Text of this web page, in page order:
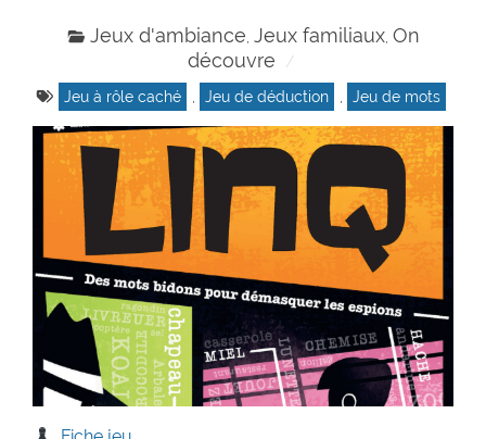
Jeux d'ambiance, Jeux familiaux, On
découvre
Jeu à rôle caché , Jeu de déduction , Jeu de mots